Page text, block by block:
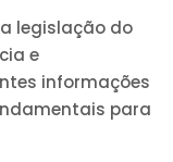
legislação do
e
informações
para